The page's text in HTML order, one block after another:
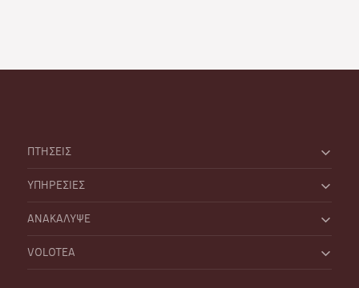
ΠΤΗΣΕΙΣ
ΥΠΗΡΕΣΙΕΣ
ΑΝΑΚΑΛΥΨΕ
VOLOTEA